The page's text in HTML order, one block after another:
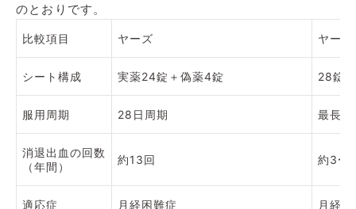
のとおりです。
比較項目 ヤーズ ヤー
シート構成 実薬24錠＋偽薬4錠 28錠
服用周期 28日周期 最長
消退出血の回数
（年間）
約13回 約3〜
適応症 月経困難症 月経